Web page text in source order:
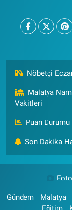
Nöbetçi
Malatya
Vakitleri
Puan
Son Dakika
Gündem Malatya
Eğitim